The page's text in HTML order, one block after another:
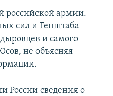
российской армии.
сил и Генштаба
и самого
не объясняя
России сведения о